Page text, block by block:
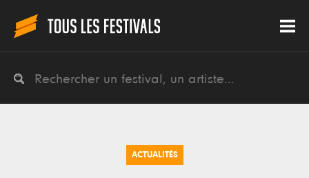
ACTUALITÉS